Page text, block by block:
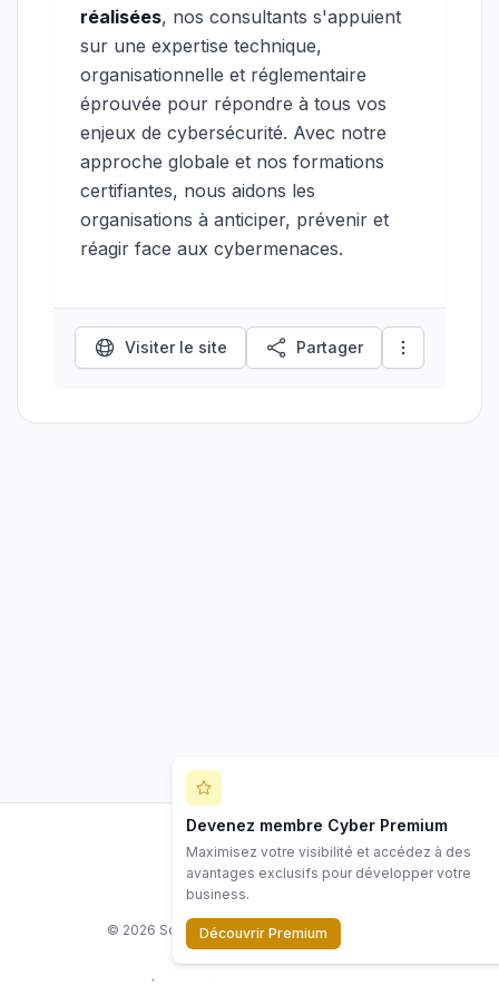
réalisées, nos consultants s'appuient
sur une expertise technique,
organisationnelle et réglementaire
éprouvée pour répondre à tous vos
enjeux de cybersécurité. Avec notre
approche globale et nos formations
certifiantes, nous aidons les
organisations à anticiper, prévenir et
réagir face aux cybermenaces.
Visiter le site Partager
LinkedIn
© 2026 Scope Cyber. Tous droits réservés.
Écosystème
Devenez membre Cyber Premium
Maximisez votre visibilité et accédez à des
avantages exclusifs pour développer votre
business.
Découvrir Premium